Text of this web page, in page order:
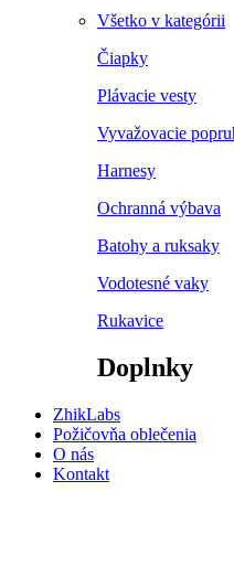
Všetko v kategórii
Čiapky
Plávacie vesty
Vyvažovacie
Harnesy
Ochranná výbava
Batohy a ruksaky
Vodotesné vaky
Rukavice
Doplnky
ZhikLabs
Požičovňa oblečenia
O nás
Kontakt